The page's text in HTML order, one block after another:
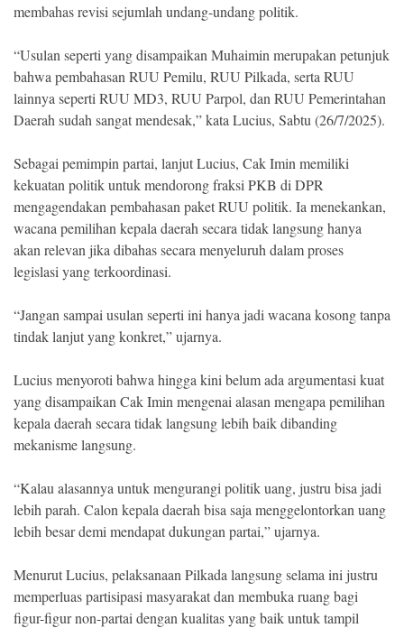
©
Copyright
2026
NETRAL
.
All
membahas revisi sejumlah undang-undang politik.
“Usulan seperti yang disampaikan Muhaimin merupakan petunjuk
bahwa pembahasan RUU Pemilu, RUU Pilkada, serta RUU
lainnya seperti RUU MD3, RUU Parpol, dan RUU Pemerintahan
Daerah sudah sangat mendesak,” kata Lucius, Sabtu (26/7/2025).
Sebagai pemimpin partai, lanjut Lucius, Cak Imin memiliki
kekuatan politik untuk mendorong fraksi PKB di DPR
mengagendakan pembahasan paket RUU politik. Ia menekankan,
wacana pemilihan kepala daerah secara tidak langsung hanya
akan relevan jika dibahas secara menyeluruh dalam proses
legislasi yang terkoordinasi.
“Jangan sampai usulan seperti ini hanya jadi wacana kosong tanpa
tindak lanjut yang konkret,” ujarnya.
Lucius menyoroti bahwa hingga kini belum ada argumentasi kuat
yang disampaikan Cak Imin mengenai alasan mengapa pemilihan
kepala daerah secara tidak langsung lebih baik dibanding
mekanisme langsung.
“Kalau alasannya untuk mengurangi politik uang, justru bisa jadi
lebih parah. Calon kepala daerah bisa saja menggelontorkan uang
lebih besar demi mendapat dukungan partai,” ujarnya.
Menurut Lucius, pelaksanaan Pilkada langsung selama ini justru
memperluas partisipasi masyarakat dan membuka ruang bagi
figur-figur non-partai dengan kualitas yang baik untuk tampil